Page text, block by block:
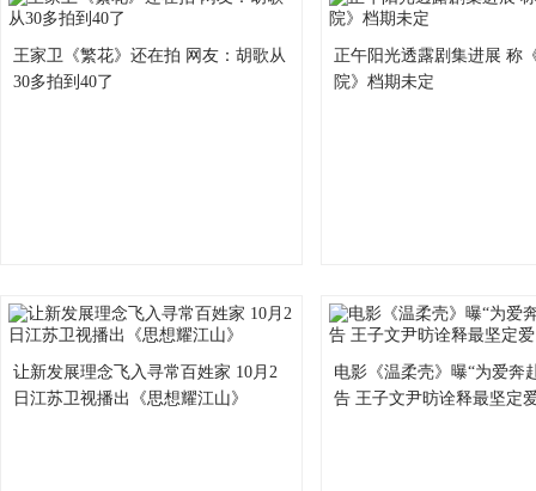
王家卫《繁花》还在拍 网友：胡歌从
30多拍到40了
正午阳光透露剧集进展 称
院》档期未定
让新发展理念飞入寻常百姓家 10月2
日江苏卫视播出《思想耀江山》
电影《温柔壳》曝“为爱奔
告 王子文尹昉诠释最坚定